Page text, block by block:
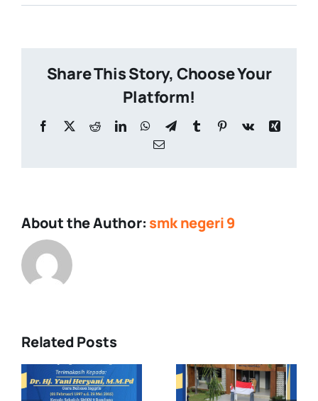
Share This Story, Choose Your
Platform!
Facebook
X RedditLinkedInWhatsApp
TelegramTumblr Pinterest
Vk
Xing
Email
About the Author: smk negeri 9
Related Posts
Upacara
Pengibaran
Bendera